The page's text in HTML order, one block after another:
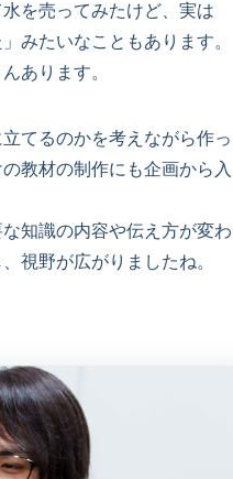
を売ってみたけど、実は
みたいなこともあります。
あります。
てるのかを考えながら作っ
教材の制作にも企画から入
知識の内容や伝え方が変わ
視野が広がりましたね。